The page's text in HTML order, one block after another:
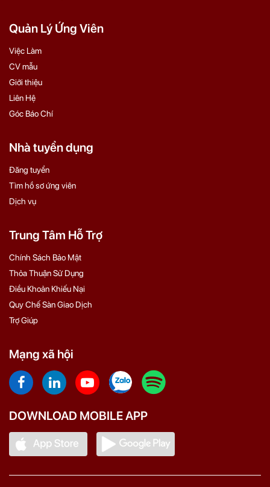
Quản Lý Ứng Viên
Việc Làm
CV mẫu
Giới thiệu
Liên Hệ
Góc Báo Chí
Nhà tuyển dụng
Đăng tuyển
Tìm hồ sơ ứng viên
Dịch vụ
Trung Tâm Hỗ Trợ
Chính Sách Bảo Mật
Thỏa Thuận Sử Dụng
Điều Khoản Khiếu Nại
Quy Chế Sàn Giao Dịch
Trợ Giúp
Mạng xã hội
DOWNLOAD MOBILE APP